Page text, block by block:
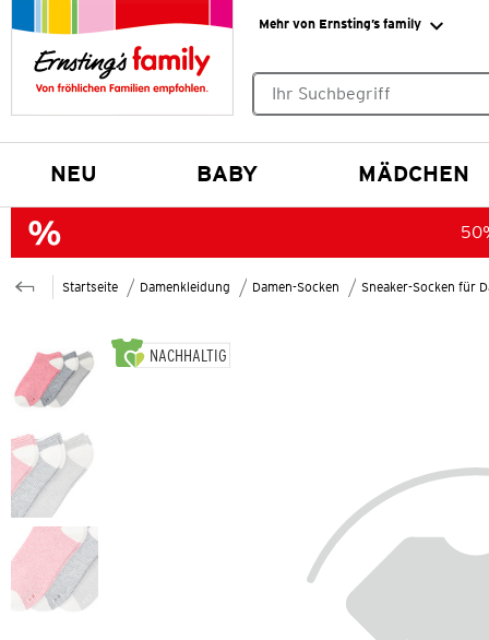
Mehr von Ernsting’s family
NEU BABY MÄDCHEN
Startseite Damenkleidung Damen-Socken Sneaker-Socken für
NACHHALTIG